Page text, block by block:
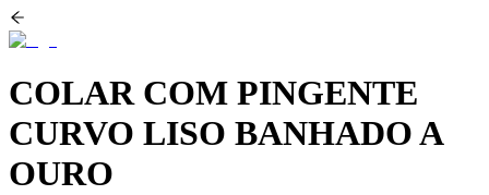
COLAR COM PINGENTE
CURVO LISO BANHADO A
OURO